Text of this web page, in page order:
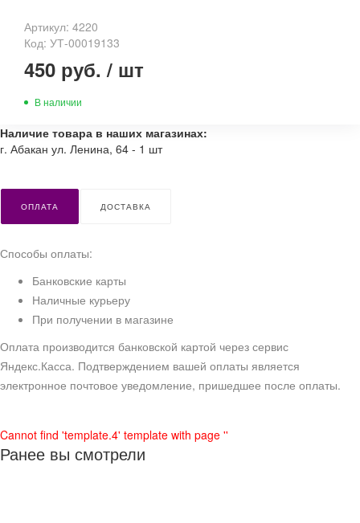
Артикул: 4220
Код: УТ-00019133
450 руб./ шт
В наличии
Наличие товара в наших магазинах:
г. Абакан ул. Ленина, 64 - 1 шт
ОПЛАТА ДОСТАВКА
Способы оплаты:
Банковские карты
Наличные курьеру
При получении в магазине
Оплата производится банковской картой через сервис
Яндекс.Касса. Подтверждением вашей оплаты является
электронное почтовое уведомление, пришедшее после оплаты.
Cannot find 'template.4' template with page ''
Ранее вы смотрели